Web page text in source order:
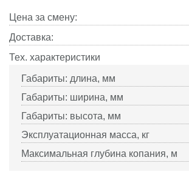
Цена за смену:
Доставка:
Тех. характеристики
Габариты: длина, мм
Габариты: ширина, мм
Габариты: высота, мм
Эксплуатационная масса, кг
Максимальная глубина копания, м